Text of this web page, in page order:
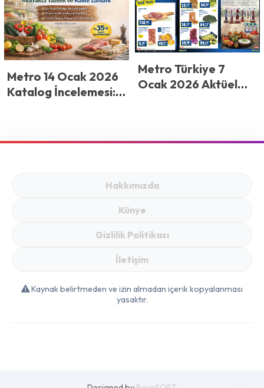
Metro 14 Ocak 2026
Katalog İncelemesi:
Metro Türkiye 7
Ocak 2026 Aktüel
Mutfakta Fark
Hakkımızda
Künye
Gizlilik Politikası
İletişim
Kaynak belirtmeden ve izin almadan içerik kopyalanması
yasaktır.